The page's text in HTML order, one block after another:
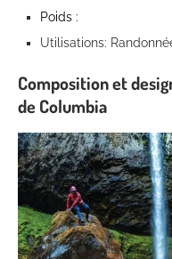
Poids :
Utilisations:
Composition et
de Columbia